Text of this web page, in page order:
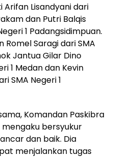
Lisandyani dari
dan Putri Balqis
1 Padangsidimpuan.
Romel Saragi dari SMA
Jantua Gilar Dino
1 Medan dan Kevin
SMA Negeri 1
Komandan Paskibra
mengaku bersyukur
dan baik. Dia
menjalankan tugas